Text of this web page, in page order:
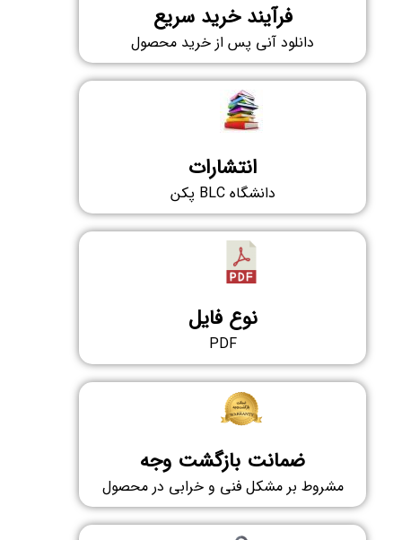
فرآیند خرید سریع​
دانلود آنی پس از خرید محصول​
انتشارات
دانشگاه BLC پکن
نوع فایل
PDF
ضمانت بازگشت وجه
مشروط بر مشکل فنی و خرابی در محصول